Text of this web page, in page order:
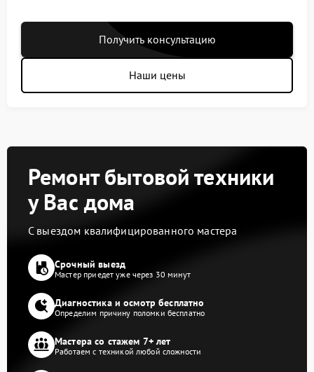
Получить консультацию
Наши цены
Ремонт бытовой техники
у Вас дома
С выездом квалифицированного мастера
Срочный выезд
Мастер приедет уже через 30 минут
Диагностика и осмотр бесплатно
Определим причину поломки бесплатно
Мастера со стажем 7+ лет
Работаем с техникой любой сложности